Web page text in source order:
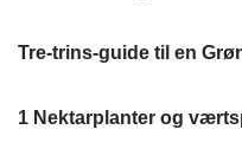
Tre-trins-guide til en
1 Nektarplanter og